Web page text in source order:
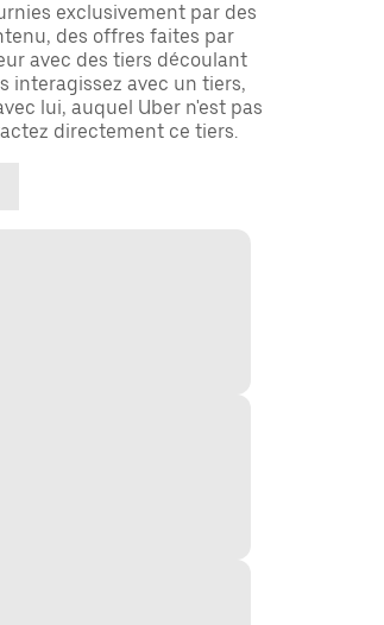
exclusivement par des
des offres faites par
avec des tiers découlant
interagissez avec un tiers,
lui, auquel Uber n'est pas
directement ce tiers.